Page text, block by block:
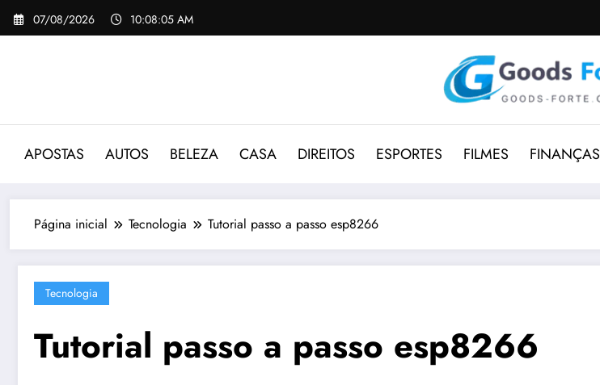
Pular
para
07/08/2026 10:08:06 AM
APOSTAS AUTOS BELEZA CASA DIREITOS ESPORTES FILMES FINANÇAS
Página inicial Tecnologia Tutorial passo a passo esp8266
Tecnologia
Tutorial passo a passo esp8266